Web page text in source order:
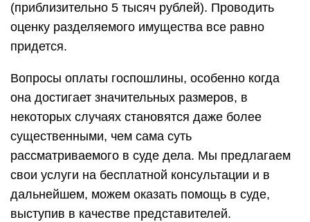
(приблизительно 5 тысяч рублей). Проводить
оценку разделяемого имущества все равно
придется.
Вопросы оплаты госпошлины, особенно когда
она достигает значительных размеров, в
некоторых случаях становятся даже более
существенными, чем сама суть
рассматриваемого в суде дела. Мы предлагаем
свои услуги на бесплатной консультации и в
дальнейшем, можем оказать помощь в суде,
выступив в качестве представителей.